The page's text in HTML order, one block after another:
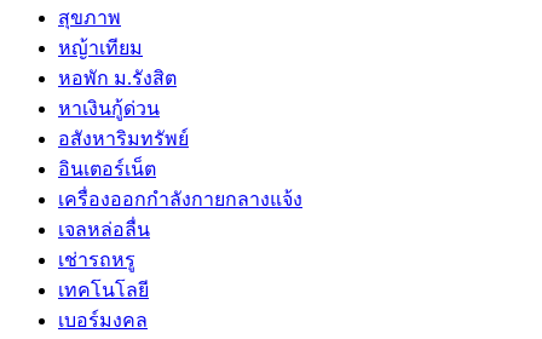
สุขภาพ
หญ้าเทียม
หอพัก ม.รังสิต
หาเงินกู้ด่วน
อสังหาริมทรัพย์
อินเตอร์เน็ต
เครื่องออกกำลังกายกลางแจ้ง
เจลหล่อลื่น
เช่ารถหรู
เทคโนโลยี
เบอร์มงคล